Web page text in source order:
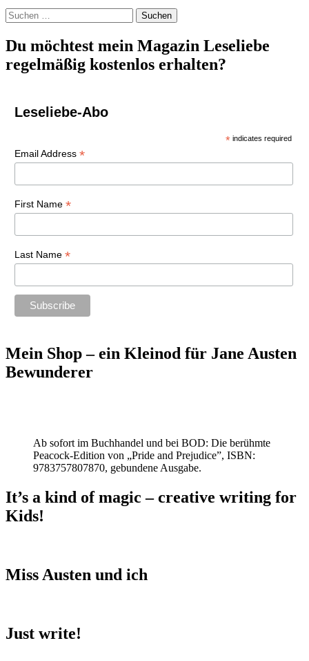
Suchen
nach:
Du möchtest mein Magazin Leseliebe
regelmäßig kostenlos erhalten?
Leseliebe-Abo
* indicates required
Email Address *
First Name *
Last Name *
Mein Shop – ein Kleinod für Jane Austen
Bewunderer
Ab sofort im Buchhandel und bei BOD: Die berühmte
Peacock-Edition von „Pride and Prejudice”, ISBN:
9783757807870, gebundene Ausgabe.
It’s a kind of magic – creative writing for
Kids!
Miss Austen und ich
Just write!